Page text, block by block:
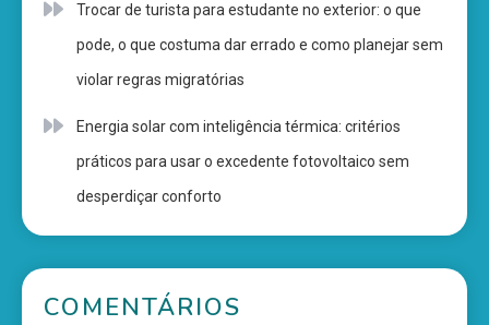
Trocar de turista para estudante no exterior: o que
pode, o que costuma dar errado e como planejar sem
violar regras migratórias
Energia solar com inteligência térmica: critérios
práticos para usar o excedente fotovoltaico sem
desperdiçar conforto
COMENTÁRIOS